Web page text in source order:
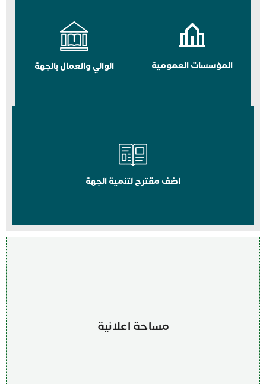
المؤسسات العمومية الوالي والعمال بالجهة
اضف مقترح لتنمية الجهة
مساحة اعلانية